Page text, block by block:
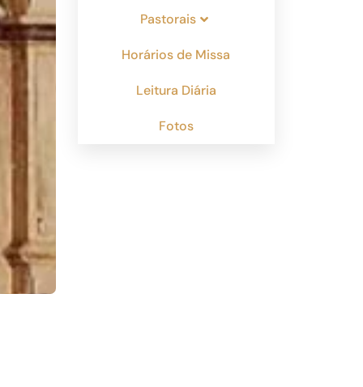
Pastorais
Horários de Missa
Leitura Diária
Fotos